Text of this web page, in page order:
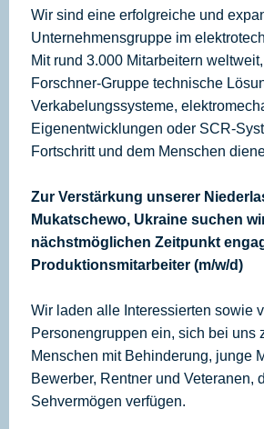
Wir sind eine erfolgreiche und
Unternehmensgruppe im
Mit rund 3.000 Mitarbeitern
Forschner-Gruppe technische
Verkabelungssysteme,
Eigenentwicklungen oder SCR-
Fortschritt und dem Menschen
Zur Verstärkung unserer
Mukatschewo, Ukraine suchen
nächstmöglichen Zeitpunkt
Produktionsmitarbeiter (m/w/d)
Wir laden alle Interessierten sowie
Personengruppen ein, sich bei uns
Menschen mit Behinderung, junge
Bewerber, Rentner und Veteranen,
Sehvermögen verfügen.